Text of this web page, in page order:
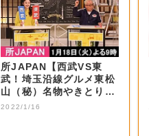
所JAPAN【西武VS東
武！埼玉沿線グルメ東松
山（秘）名物やきとり＆
秩父ホルモン...
2022/1/16